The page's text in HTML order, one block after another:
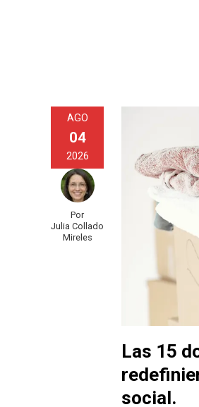
AGO
04
2026
Por
Julia Collado
Mireles
Las 15
social.